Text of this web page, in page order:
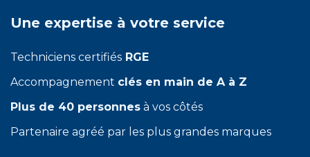
Une expertise à votre service
Techniciens certifiés RGE
Accompagnement clés en main de A à Z
Plus de 40 personnes à vos côtés
Partenaire agréé par les plus grandes marques